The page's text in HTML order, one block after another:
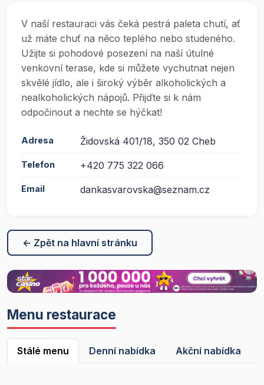
V naší restauraci vás čeká pestrá paleta chutí, ať
už máte chuť na něco teplého nebo studeného.
Užijte si pohodové posezení na naší útulné
venkovní terase, kde si můžete vychutnat nejen
skvělé jídlo, ale i široký výběr alkoholických a
nealkoholických nápojů. Přijďte si k nám
odpočinout a nechte se hýčkat!
Adresa Židovská 401/18, 350 02 Cheb
Telefon +420 775 322 066
Email dankasvarovska@seznam.cz
← Zpět na hlavní stránku
Menu restaurace
Stálé menu Denní nabídka Akční nabídka